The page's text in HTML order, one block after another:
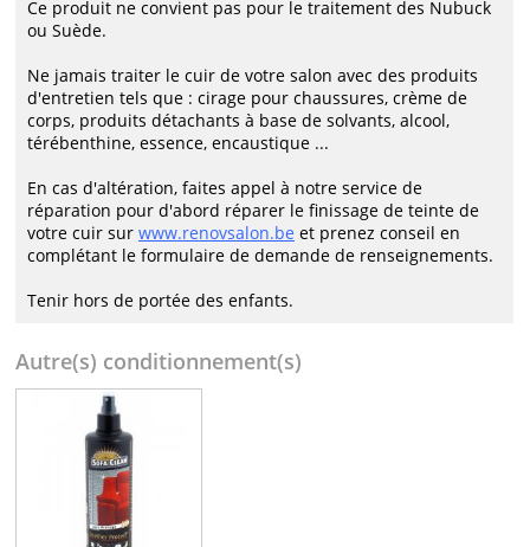
Ce produit ne convient pas pour le traitement des Nubuck
ou Suède.
Ne jamais traiter le cuir de votre salon avec des produits
d'entretien tels que : cirage pour chaussures, crème de
corps, produits détachants à base de solvants, alcool,
térébenthine, essence, encaustique ...
En cas d'altération, faites appel à notre service de
réparation pour d'abord réparer le finissage de teinte de
votre cuir sur www.renovsalon.be et prenez conseil en
complétant le formulaire de demande de renseignements.
Tenir hors de portée des enfants.
Autre(s) conditionnement(s)